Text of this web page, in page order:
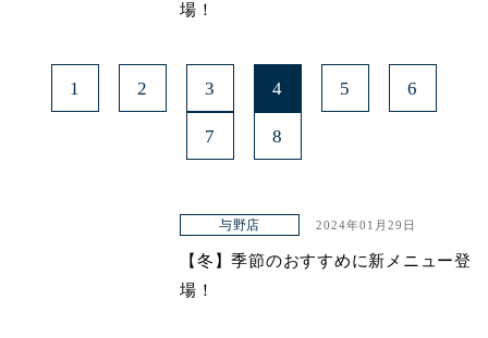
場！
1 2 3 4 5 6
7 8
与野店 2024年01月29日
【冬】季節のおすすめに新メニュー登
場！